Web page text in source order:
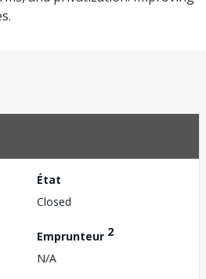
État
Closed
Emprunteur 2
N/A